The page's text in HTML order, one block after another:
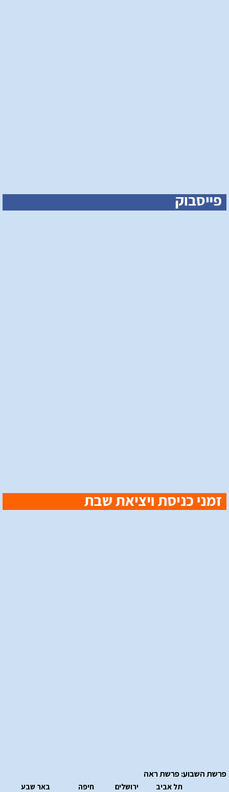
פרשת השבוע: פרשת ראה
תל אביב
ירושלים
חיפה
באר שבע